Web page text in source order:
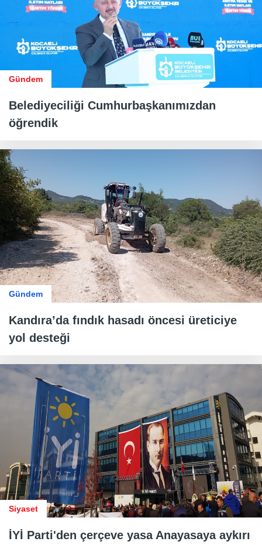
Gündem
Belediyeciliği Cumhurbaşkanımızdan
öğrendik
Gündem
Kandıra’da fındık hasadı öncesi üreticiye
yol desteği
Siyaset
İYİ Parti'den çerçeve yasa Anayasaya aykırı